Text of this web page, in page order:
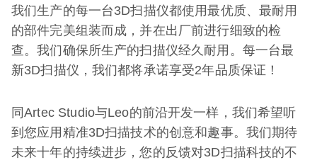
我们生产的每一台3D扫描仪都使用最优质、最耐用
的部件完美组装而成，并在出厂前进行细致的检
查。我们确保所生产的扫描仪经久耐用。每一台最
新3D扫描仪，我们都将承诺享受2年品质保证！
同Artec Studio与Leo的前沿开发一样，我们希望听
到您应用精准3D扫描技术的创意和趣事。我们期待
未来十年的持续进步，您的反馈对3D扫描科技的不